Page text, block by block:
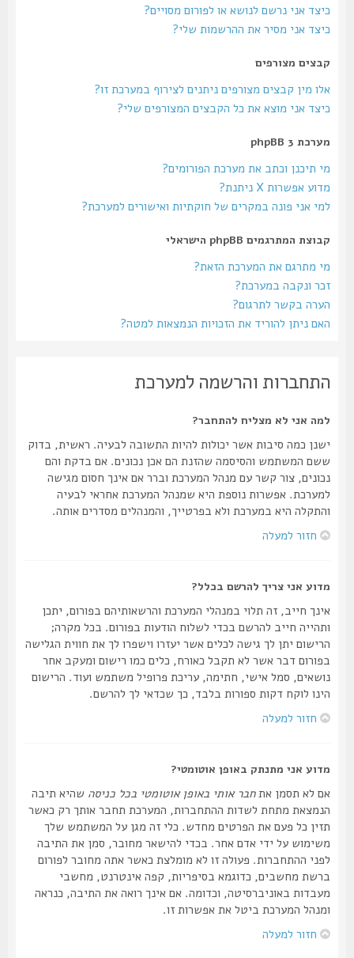
כיצד אני נרשם לנושא או לפורום מסויים?
כיצד אני מסיר את ההרשמות שלי?
קבצים מצורפים
אלו מין קבצים מצורפים ניתנים לצירוף במערכת זו?
כיצד אני מוצא את כל הקבצים המצורפים שלי?
מערכת phpBB 3
מי תיכנן וכתב את מערכת הפורומים?
מדוע אפשרות X ניתנת?
למי אני פונה במקרים של חוקתיות ואישורים למערכת?
קבוצת המתרגמים phpBB הישראלי
מי מתרגם את המערכת הזאת?
זכר ונקבה במערכת?
הערה בקשר לתרגום?
האם ניתן להוריד את הזכויות הנמצאות למטה?
התחברות והרשמה למערכת
למה אני לא מצליח להתחבר?
ישנן כמה סיבות אשר יכולות להיות התשובה לבעיה. ראשית, בדוק
ששם המשתמש והסיסמה שהזנת הם אכן נכונים. אם בדקת והם
נכונים, צור קשר עם מנהל המערכת וברר אם אינך חסום מגישה
למערכת. אפשרות נוספת היא שמנהל המערכת אחראי לבעיה
והתקלה היא במערכת ולא בפרטייך, והמנהלים מסדרים אותה.
חזור למעלה
מדוע אני צריך להרשם בכלל?
אינך חייב, זה תלוי במנהלי המערכת והרשאותיהם בפורום, יתכן
ותהייה חייב להרשם בכדי לשלוח הודעות בפורום. בכל מקרה;
הרישום יתן לך גישה לכלים אשר יעזרו וישפרו לך את חווית הגלישה
בפורום דבר אשר לא תקבל כאורח, כלים כמו רישום ומעקב אחר
נושאים, סמל אישי, חתימה, עריכת פרופיל משתמש ועוד. הרישום
הינו לוקח דקות ספורות בלבד, כך שכדאי לך להרשם.
חזור למעלה
מדוע אני מתנתק באופן אוטומטי?
אם לא תסמן אתחבר אותי באופן אוטומטי בכל כניסהשהיא תיבה
הנמצאת מתחת לשדות ההתחברות, המערכת תחבר אותך רק כאשר
תזין כל פעם את הפרטים מחדש. כלי זה מגן על המשתמש שלך
משימוש על ידי אדם אחר. בכדי להישאר מחובר, סמן את התיבה
לפני ההתחברות. פעולה זו לא מומלצת כאשר אתה מחובר לפורום
ברשת מחשבים, כדוגמא בסיפריות, קפה אינטרנט, מחשבי
מעבדות באוניברסיטה, וכדומה. אם אינך רואה את התיבה, כנראה
ומנהל המערכת ביטל את אפשרות זו.
חזור למעלה